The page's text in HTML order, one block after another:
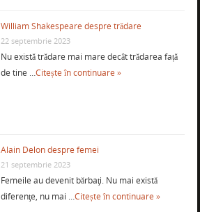
William Shakespeare despre trădare
22 septembrie 2023
Nu există trădare mai mare decât trădarea față
de tine …Citește în continuare »
Alain Delon despre femei
21 septembrie 2023
Femeile au devenit bărbaţi. Nu mai există
diferenţe, nu mai …Citește în continuare »